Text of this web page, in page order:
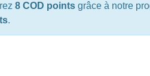
8 COD pointsgrâce à notre
.